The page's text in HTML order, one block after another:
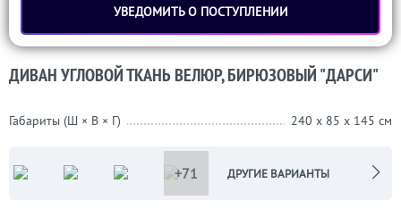
УВЕДОМИТЬ О ПОСТУПЛЕНИИ
ДИВАН УГЛОВОЙ ТКАНЬ ВЕЛЮР, БИРЮЗОВЫЙ "ДАРСИ"
Габариты (Ш × В × Г) 240 x 85 x 145 см
+71 ДРУГИЕ ВАРИАНТЫ